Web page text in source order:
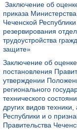
Заключение об
приказа
Чеченской
резервирования
трудоустройства
защите»
Заключение об
постановления
утверждении
регионального
технического
других видов
Республики и о
Правительства